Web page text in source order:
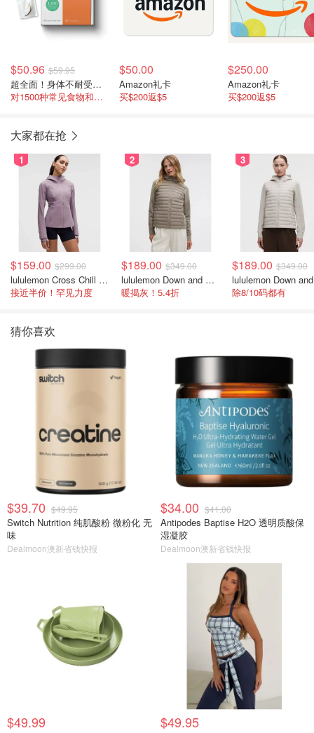
$50.96 $59.95
超全面！身体不耐受测试
对1500种常见食物和非食物的不耐受情况
$50.00
Amazon礼卡
买$200返$5
$250.00
Amazon礼卡
买$200返$5
大家都在抢
1
$159.00 $299.00
lululemon Cross Chill 女士运动外套
接近半价！罕见力度
2
$189.00 $349.00
lululemon Down and Around 羽绒夹克
暖揭灰！5.4折
3
$189.00 $349.00
除8/10码都有
猜你喜欢
$39.70 $49.95
Switch Nutrition 纯肌酸粉 微粉化 无
味
Dealmoon澳新省钱快报
$34.00 $41.00
Antipodes Baptise H2O 透明质酸保
湿凝胶
Dealmoon澳新省钱快报
$49.99 $49.95